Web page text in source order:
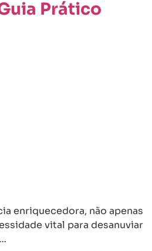
Prático
enriquecedora, não apenas
vital para desanuviar